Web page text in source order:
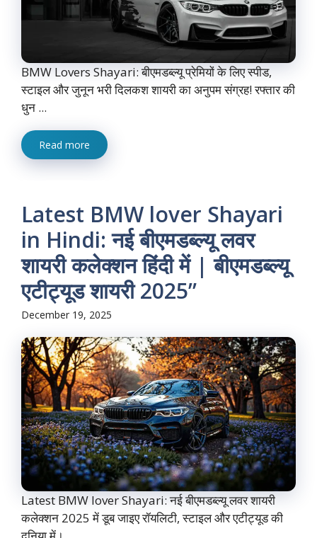
BMW Lovers Shayari: बीएमडब्ल्यू प्रेमियों के लिए स्पीड,
स्टाइल और जुनून भरी दिलकश शायरी का अनुपम संग्रह! रफ्तार की
धुन ...
Read more
Latest BMW lover Shayari
in Hindi: नई बीएमडब्ल्यू लवर
शायरी कलेक्शन हिंदी में | बीएमडब्ल्यू
एटीट्यूड शायरी 2025”
December 19, 2025
Latest BMW lover Shayari: नई बीएमडब्ल्यू लवर शायरी
कलेक्शन 2025 में डूब जाइए रॉयलिटी, स्टाइल और एटीट्यूड की